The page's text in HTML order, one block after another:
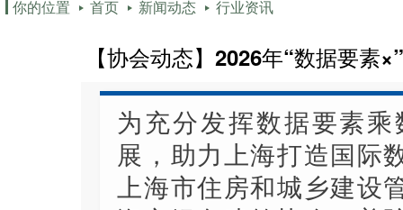
你的位置 首页 新闻动态 行业资讯
【协会动态】2026年“数据要素
为充分发挥数据要素
展，助力上海打造国际
上海市住房和城乡建设